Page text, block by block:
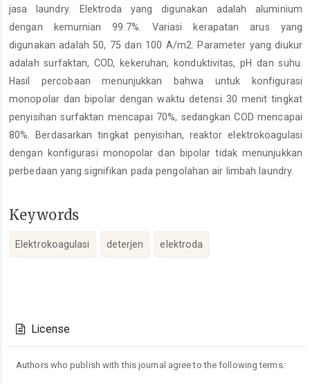
jasa laundry. Elektroda yang digunakan adalah aluminium
dengan kemurnian 99.7%. Variasi kerapatan arus yang
digunakan adalah 50, 75 dan 100 A/m2. Parameter yang diukur
adalah surfaktan, COD, kekeruhan, konduktivitas, pH dan suhu.
Hasil percobaan menunjukkan bahwa untuk konfigurasi
monopolar dan bipolar dengan waktu detensi 30 menit tingkat
penyisihan surfaktan mencapai 70%, sedangkan COD mencapai
80%. Berdasarkan tingkat penyisihan, reaktor elektrokoagulasi
dengan konfigurasi monopolar dan bipolar tidak menunjukkan
perbedaan yang signifikan pada pengolahan air limbah laundry.
Keywords
Elektrokoagulasi deterjen elektroda
Details
License
Authors who publish with this journal agree to the following terms: